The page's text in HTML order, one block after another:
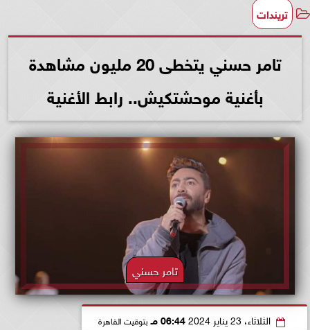
تريندات
تامر حسني يتخطى 20 مليون مشاهدة
بأغنية موحشتكيش.. رابط الأغنية
تامر حسني
الثلاثاء، 23 يناير 2024 06:44 مـ بتوقيت القاهرة